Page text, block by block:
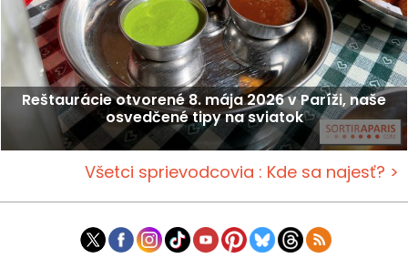
Reštaurácie otvorené 8. mája 2026 v Paríži, naše
osvedčené tipy na sviatok
Všetci sprievodcovia : Kde sa najesť? >